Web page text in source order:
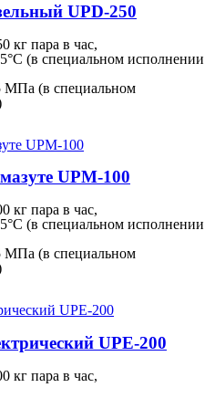
UPD-250
кг пара в час,
(в специальном исполнении
МПа (в специальном
UPM-100
кг пара в час,
(в специальном исполнении
МПа (в специальном
UPE-200
кг пара в час,